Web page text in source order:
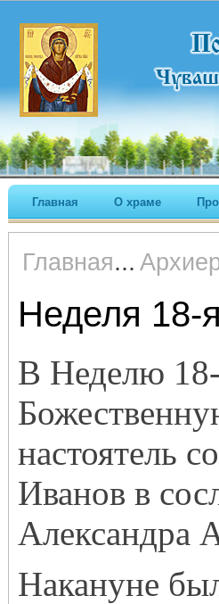
Главная О храме
Главная...
Неделя 18-
В Неделю
настоятель
Иванов в
Александра
Накануне